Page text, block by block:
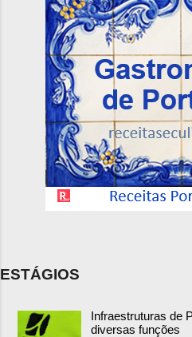
ESTÁGIOS
Infraestruturas de
diversas funções